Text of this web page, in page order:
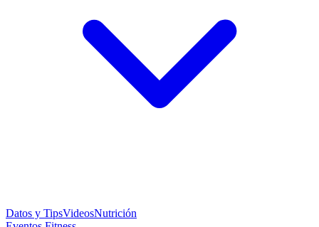
Datos y TipsVideosNutrición